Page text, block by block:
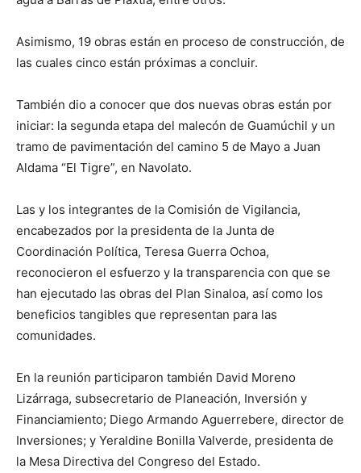
Asimismo, 19 obras están en proceso de construcción, de
las cuales cinco están próximas a concluir.
También dio a conocer que dos nuevas obras están por
iniciar: la segunda etapa del malecón de Guamúchil y un
tramo de pavimentación del camino 5 de Mayo a Juan
Aldama “El Tigre”, en Navolato.
Las y los integrantes de la Comisión de Vigilancia,
encabezados por la presidenta de la Junta de
Coordinación Política, Teresa Guerra Ochoa,
reconocieron el esfuerzo y la transparencia con que se
han ejecutado las obras del Plan Sinaloa, así como los
beneficios tangibles que representan para las
comunidades.
En la reunión participaron también David Moreno
Lizárraga, subsecretario de Planeación, Inversión y
Financiamiento; Diego Armando Aguerrebere, director de
Inversiones; y Yeraldine Bonilla Valverde, presidenta de
la Mesa Directiva del Congreso del Estado.